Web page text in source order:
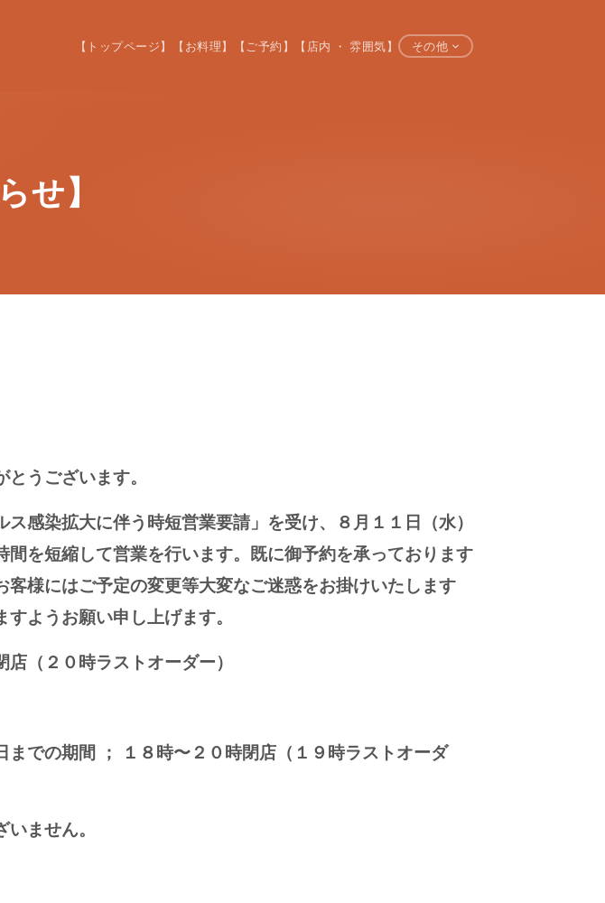
【トップページ】 【お料理】 【ご予約】 【店内 ・ 雰囲気】 その他
せ】
うございます。
感染拡大に伴う時短営業要請」を受け、８月１１日（水）
を短縮して営業を行います。既に御予約を承っております
様にはご予定の変更等大変なご迷惑をお掛けいたします
すようお願い申し上げます。
（２０時ラストオーダー）
； １８時〜２０時閉店（１９時ラストオーダ
ません。